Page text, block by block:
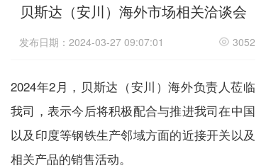
贝斯达（安川）海外市场相关洽谈会
发布日期：2024-03-27 09:07:01 3052
2024年2月，贝斯达（安川）海外负责人莅临
我司，表示今后将积极配合与推进我司在中国
以及印度等钢铁生产邻域方面的近接开关以及
相关产品的销售活动。